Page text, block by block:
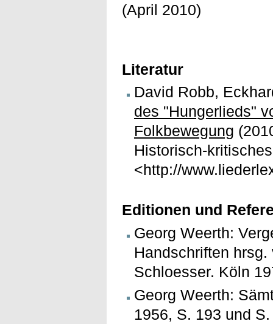
(April 2010)
Literatur
David Robb,
des "Hungerlieds"
Folkbewegung
Historisch-
<http://
Editionen und
Georg Weerth:
Handschriften
Schloesser. Köln
Georg Weerth:
1956, S. 193 und